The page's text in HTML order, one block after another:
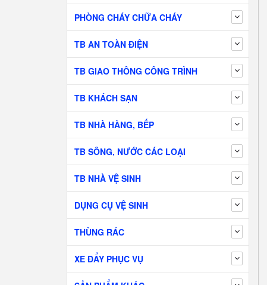
PHÒNG CHÁY CHỮA CHÁY
TB AN TOÀN ĐIỆN
TB GIAO THÔNG CÔNG TRÌNH
TB KHÁCH SẠN
TB NHÀ HÀNG, BẾP
TB SÔNG, NƯỚC CÁC LOẠI
TB NHÀ VỆ SINH
DỤNG CỤ VỆ SINH
THÙNG RÁC
XE ĐẨY PHỤC VỤ